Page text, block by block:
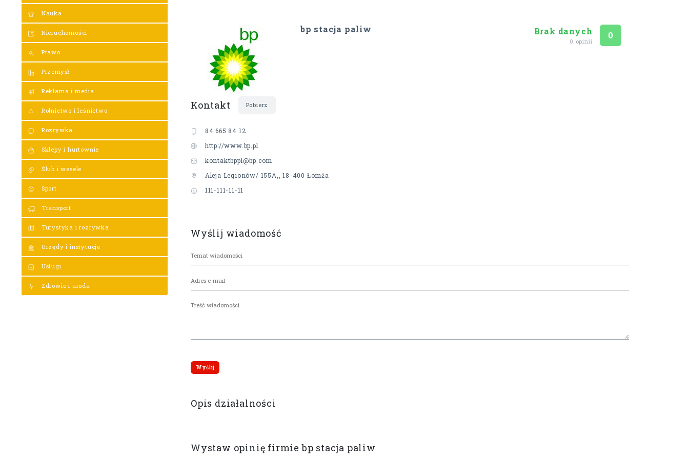
Nauka
Nieruchomości
Prawo
Przemysł
Reklama i media
Rolnictwo i leśnictwo
Rozrywka
Sklepy i hurtownie
Ślub i wesele
Sport
Transport
Turystyka i rozrywka
Urzędy i instytucje
Usługi
Zdrowie i uroda
bp stacja paliw Brak danych
0 opinii
Ocena
0
Kontakt Pobierz
84 665 84 12
http://www.bp.pl
kontaktbppl@bp.com
Aleja Legionów/ 155A,, 18-400 Łomża
111-111-11-11
Wyślij wiadomość
Opis działalności
Wystaw opinię firmie bp stacja paliw